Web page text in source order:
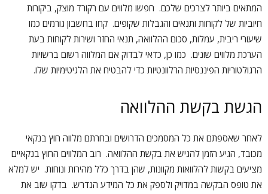
המתאים ביותר לצרכים שלכם. חפשו מלווים עם רקורד מוצק, ביקורות
חיוביות של לקוחות ותנאים והגבלות שקופים. קחו בחשבון גורמים כמו
שיעורי ריבית, עמלות, סכום ההלוואה, תנאי החזר ושירות לקוחות בעת
הערכת מלווים שונים. כמו כן, כדאי לבדוק אם המלווה רשום ברשויות
הרגולטוריות הפיננסיות הרלוונטיות כדי להבטיח את הלגיטימיות שלו.
הגשת בקשת ההלוואה
לאחר שאספתם את כל המסמכים הדרושים ובחרתם מלווה חוץ בנקאי
מכובד, הגיע הזמן להגיש את בקשת ההלוואה. רוב המלווים החוץ בנקאיים
מציעים בקשות להלוואות מקוונות, שהן בדרך כלל מהירות ונוחות. יש למלא
את טופס הבקשה במדויק ולספק את כל המידע הנדרש. בדקו שוב את